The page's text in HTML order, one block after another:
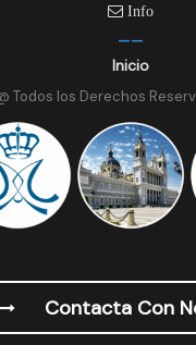
Info
Inicio
Todos los Derechos
Contacta Con